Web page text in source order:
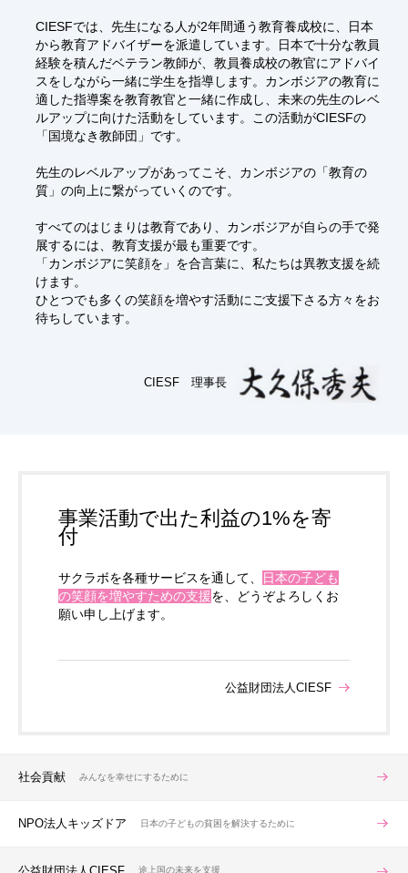
CIESFでは、先生になる人が2年間通う教育養成校に、日本
から教育アドバイザーを派遣しています。日本で十分な教員
経験を積んだベテラン教師が、教員養成校の教官にアドバイ
スをしながら一緒に学生を指導します。カンボジアの教育に
適した指導案を教育教官と一緒に作成し、未来の先生のレベ
ルアップに向けた活動をしています。この活動がCIESFの
「国境なき教師団」です。
先生のレベルアップがあってこそ、カンボジアの「教育の
質」の向上に繋がっていくのです。
すべてのはじまりは教育であり、カンボジアが自らの手で発
展するには、教育支援が最も重要です。
「カンボジアに笑顔を」を合言葉に、私たちは異教支援を続
けます。
ひとつでも多くの笑顔を増やす活動にご支援下さる方々をお
待ちしています。
CIESF 理事長
事業活動で出た利益の1%を寄
付
サクラボを各種サービスを通して、
日本の子ども
の笑顔を増やすための支援を、どうぞよろしくお
願い申し上げます。
公益財団法人CIESF
社会貢献 みんなを幸せにするために
NPO法人キッズドア 日本の子どもの貧困を解決するために
途上国の未来を支援